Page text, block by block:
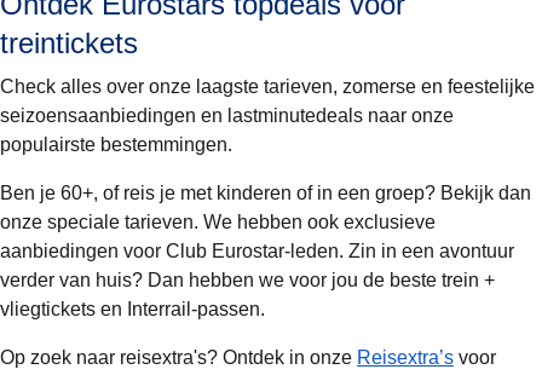
treintickets
Check alles over onze laagste tarieven, zomerse en feestelijke
seizoensaanbiedingen en lastminutedeals naar onze
populairste bestemmingen.
Ben je 60+, of reis je met kinderen of in een groep? Bekijk dan
onze speciale tarieven. We hebben ook exclusieve
aanbiedingen voor Club Eurostar-leden. Zin in een avontuur
verder van huis? Dan hebben we voor jou de beste trein +
vliegtickets en Interrail-passen.
Op zoek naar reisextra's? Ontdek in onze Reisextra’s voor